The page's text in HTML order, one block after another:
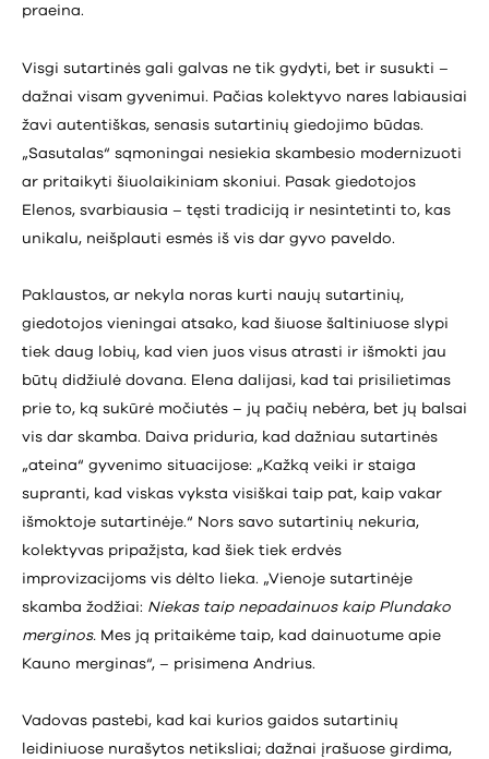
praeina.
Visgi sutartinės gali galvas ne tik gydyti, bet ir susukti –
dažnai visam gyvenimui. Pačias kolektyvo nares labiausiai
žavi autentiškas, senasis sutartinių giedojimo būdas.
„Sasutalas“ sąmoningai nesiekia skambesio modernizuoti
ar pritaikyti šiuolaikiniam skoniui. Pasak giedotojos
Elenos, svarbiausia – tęsti tradiciją ir nesintetinti to, kas
unikalu, neišplauti esmės iš vis dar gyvo paveldo.
Paklaustos, ar nekyla noras kurti naujų sutartinių,
giedotojos vieningai atsako, kad šiuose šaltiniuose slypi
tiek daug lobių, kad vien juos visus atrasti ir išmokti jau
būtų didžiulė dovana. Elena dalijasi, kad tai prisilietimas
prie to, ką sukūrė močiutės – jų pačių nebėra, bet jų balsai
vis dar skamba. Daiva priduria, kad dažniau sutartinės
„ateina“ gyvenimo situacijose: „Kažką veiki ir staiga
supranti, kad viskas vyksta visiškai taip pat, kaip vakar
išmoktoje sutartinėje.“ Nors savo sutartinių nekuria,
kolektyvas pripažįsta, kad šiek tiek erdvės
improvizacijoms vis dėlto lieka. „Vienoje sutartinėje
skamba žodžiai: Niekas taip nepadainuos kaip Plundako
merginos. Mes ją pritaikėme taip, kad dainuotume apie
Kauno merginas“, – prisimena Andrius.
Vadovas pastebi, kad kai kurios gaidos sutartinių
leidiniuose nurašytos netiksliai; dažnai įrašuose girdima,